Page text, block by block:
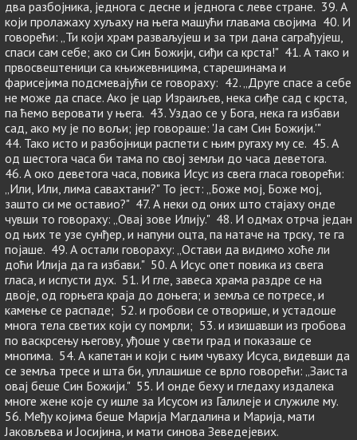
два разбојника, једнога с десне и једнога с леве стране. 39. А
који пролажаху хуљаху на њега машући главама својима 40. И
говорећи: „Ти који храм разваљујеш и за три дана саграђујеш,
спаси сам себе; ако си Син Божији, сиђи са крста!" 41. А тако и
првосвештеници са књижевницима, старешинама и
фарисејима подсмевајући се говораху: 42. „Друге спасе а себе
не може да спасе. Ако је цар Израиљев, нека сиђе сад с крста,
па ћемо веровати у њега. 43. Уздао се у Бога, нека га избави
сад, ако му је по вољи; јер говораше: 'Ја сам Син Божији.'"
44. Тако исто и разбојници распети с њим ругаху му се. 45. А
од шестога часа би тама по свој земљи до часа деветога.
46. А око деветога часа, повика Исус из свега гласа говорећи:
„Или, Или, лима савахтани?" То јест: „Боже мој, Боже мој,
зашто си ме оставио?" 47. А неки од оних што стајаху онде
чувши то говораху: „Овај зове Илију." 48. И одмах отрча један
од њих те узе сунђер, и напуни оцта, па натаче на трску, те га
појаше. 49. А остали говораху: „Остави да видимо хоће ли
доћи Илија да га избави." 50. А Исус опет повика из свега
гласа, и испусти дух. 51. И гле, завеса храма раздре се на
двоје, од горњега краја до доњега; и земља се потресе, и
камење се распаде; 52. и гробови се отворише, и устадоше
многа тела светих који су помрли; 53. и изишавши из гробова
по васкрсењу његову, уђоше у свети град и показаше се
многима. 54. А капетан и који с њим чуваху Исуса, видевши да
се земља тресе и шта би, уплашише се врло говорећи: „Заиста
овај беше Син Божији." 55. И онде беху и гледаху издалека
многе жене које су ишле за Исусом из Галилеје и служиле му.
56. Међу којима беше Марија Магдалина и Марија, мати
Јаковљева и Јосијина, и мати синова Зеведејевих.